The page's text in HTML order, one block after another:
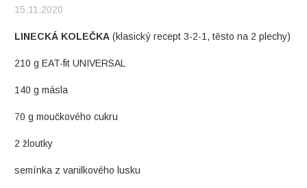
15.11.2020
LINECKÁ KOLEČKA(klasický recept 3-2-1, těsto na 2 plechy)
210 g EAT-fit UNIVERSAL
140 g másla
70 g moučkového cukru
2 žloutky
semínka z vanilkového lusku